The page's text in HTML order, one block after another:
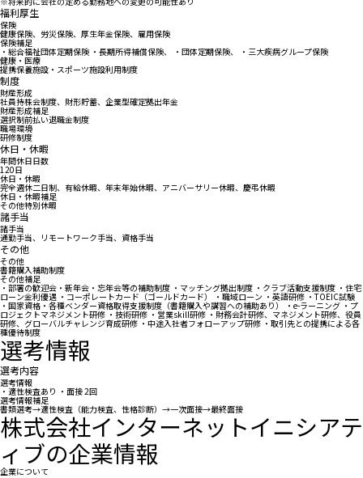
福利厚生
保険
健康保険、労災保険、厚生年金保険、雇用保険
保険補足
・総合福祉団体定期保険 ・長期所得補償保険、 ・団体定期保険、 ・三大疾病グループ保険
健康・医療
提携保養施設・スポーツ施設利用制度
制度
財産形成
社員持株会制度、財形貯蓄、企業型確定拠出年金
財産形成補足
選択制前払い退職金制度
職場環境
研修制度
休日・休暇
年間休日日数
120日
休日・休暇
完全週休二日制、有給休暇、年末年始休暇、アニバーサリー休暇、慶弔休暇
休日・休暇補足
その他特別休暇
諸手当
諸手当
通勤手当、リモートワーク手当、資格手当
その他
その他
書籍購入補助制度
その他補足
・部署の歓迎会・新年会・忘年会等の補助制度 ・マッチング拠出制度 ・クラブ活動支援制度 ・住宅
ローン金利優遇 ・コーポレートカード（ゴールドカード） ・職域ローン ・英語研修 ・TOEIC試験
・国家資格・各種ベンダー資格取得支援制度（書籍購入や講習への補助あり） ・e-ラーニング ・プ
ロジェクトマネジメント研修 ・技術研修 ・営業skill研修 ・財務会計研修、マネジメント研修、役員
研修、グローバルチャレンジ育成研修 ・中途入社者フォローアップ研修 ・取引先との提携による各
種優待制度
選考情報
選考内容
選考情報
・適性検査あり ・面接 2回
選考情報補足
書類選考→適性検査（能力検査、性格診断）→一次面接→最終面接
株式会社インターネットイニシアテ
ィブの企業情報
企業について